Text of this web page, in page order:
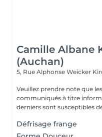
Camille Albane
(Auchan)
5, Rue Alphonse Weicker
Veuillez prendre note que
communiqués à titre
derniers sont susceptibles
Défrisage frange